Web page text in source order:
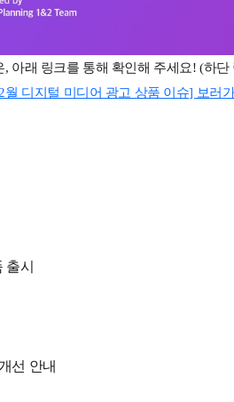
, 아래 링크를 통해 확인해 주세요! (하단
월 디지털 미디어 광고 상품 이슈] 보러가
출시
선 안내